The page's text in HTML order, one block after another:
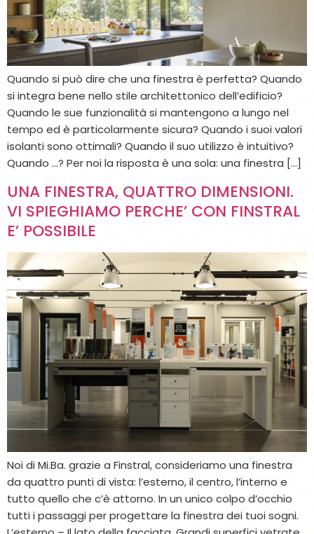
Quando si può dire che una finestra è perfetta? Quando
si integra bene nello stile architettonico dell’edificio?
Quando le sue funzionalità si mantengono a lungo nel
tempo ed è particolarmente sicura? Quando i suoi valori
isolanti sono ottimali? Quando il suo utilizzo è intuitivo?
Quando …? Per noi la risposta è una sola: una finestra […]
UNA FINESTRA, QUATTRO DIMENSIONI.
VI SPIEGHIAMO PERCHE’ CON FINSTRAL
E’ POSSIBILE
Noi di Mi.Ba. grazie a Finstral, consideriamo una finestra
da quattro punti di vista: l’esterno, il centro, l’interno e
tutto quello che c’è attorno. In un unico colpo d’occhio
tutti i passaggi per progettare la finestra dei tuoi sogni.